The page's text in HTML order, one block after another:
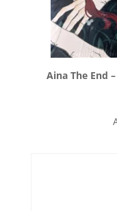
Aina The End